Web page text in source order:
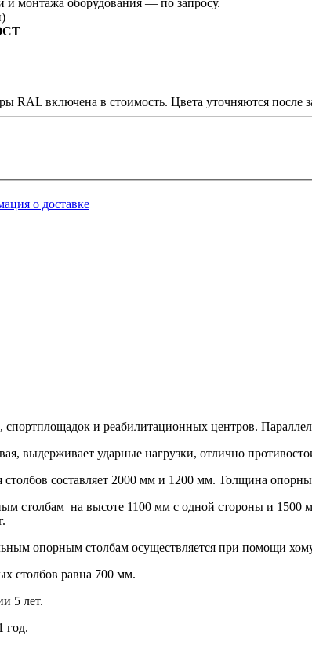
RAL включена в стоимость. Цвета уточняются после
о доставке
и реабилитационных центров.
выдерживает ударные нагрузки, отлично
составляет 2000 мм и 1200 мм. Толщина
столбам на высоте 1100 мм с одной стороны и
опорным столбам осуществляется при помощи
столбов равна 700 мм.
5 лет.
год.